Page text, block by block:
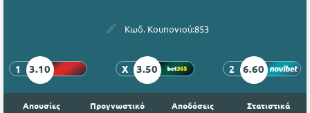
Κωδ. Κουπονιού:853
1 3.10 X 3.50 2 6.60
Απουσίες Προγνωστικό Αποδόσεις Στατιστικά